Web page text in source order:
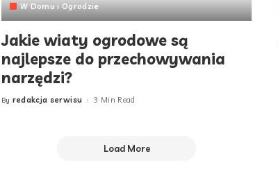
W Domu i Ogrodzie
Jakie wiaty ogrodowe są
najlepsze do przechowywania
narzędzi?
Posted
By redakcja serwisu 3 Min Read
Load More